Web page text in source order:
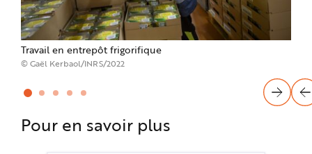
Travail en entrepôt frigorifique
© Gaël Kerbaol/INRS/2022
©
Pour en savoir plus